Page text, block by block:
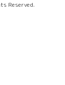
Reserved.